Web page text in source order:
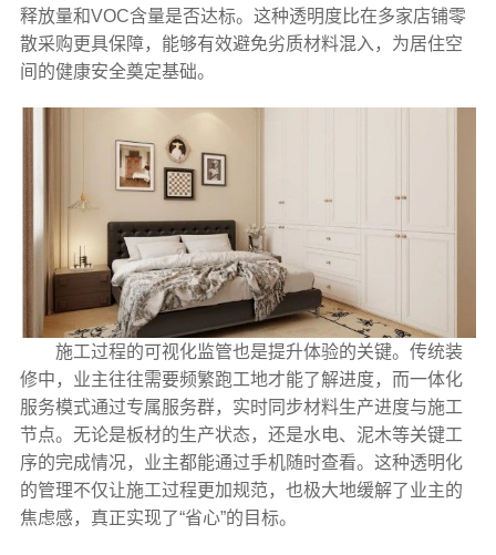
释放量和VOC含量是否达标。这种透明度比在多家店铺零
散采购更具保障，能够有效避免劣质材料混入，为居住空
间的健康安全奠定基础。
施工过程的可视化监管也是提升体验的关键。传统装
修中，业主往往需要频繁跑工地才能了解进度，而一体化
服务模式通过专属服务群，实时同步材料生产进度与施工
节点。无论是板材的生产状态，还是水电、泥木等关键工
序的完成情况，业主都能通过手机随时查看。这种透明化
的管理不仅让施工过程更加规范，也极大地缓解了业主的
焦虑感，真正实现了“省心”的目标。